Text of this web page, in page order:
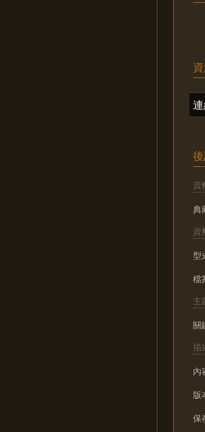
資
典
資
型
檔
主
關
描
內
版
保